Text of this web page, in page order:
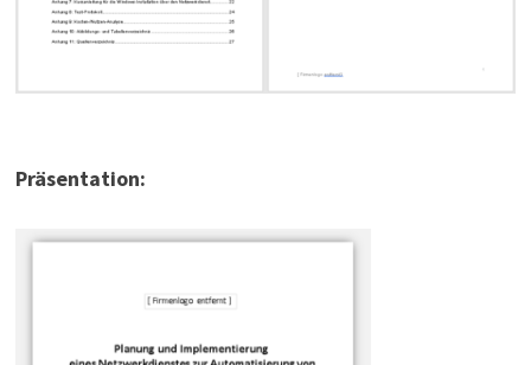
Präsentation: